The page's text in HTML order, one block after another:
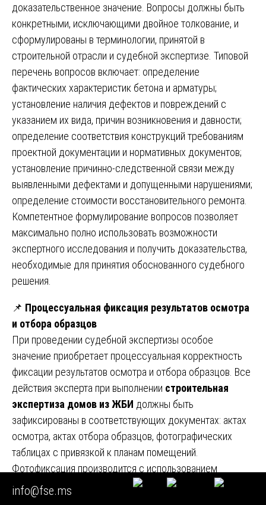
доказательственное значение. Вопросы должны быть
конкретными, исключающими двойное толкование, и
сформулированы в терминологии, принятой в
строительной отрасли и судебной экспертизе. Типовой
перечень вопросов включает: определение
фактических характеристик бетона и арматуры;
установление наличия дефектов и повреждений с
указанием их вида, причин возникновения и давности;
определение соответствия конструкций требованиям
проектной документации и нормативных документов;
установление причинно-следственной связи между
выявленными дефектами и допущенными нарушениями;
определение стоимости восстановительного ремонта.
Компетентное формулирование вопросов позволяет
максимально полно использовать возможности
экспертного исследования и получить доказательства,
необходимые для принятия обоснованного судебного
решения.
📌 Процессуальная фиксация результатов осмотра
и отбора образцов
При проведении судебной экспертизы особое
значение приобретает процессуальная корректность
фиксации результатов осмотра и отбора образцов. Все
действия эксперта при выполнении строительная
экспертиза домов из ЖБИ должны быть
зафиксированы в соответствующих документах: актах
осмотра, актах отбора образцов, фотографических
таблицах с привязкой к планам помещений.
Фотофиксация производится с использованием
масштабных линеек и указанием направления съемки.
Места отбора образцов (кернов) фиксируются на
info@fse.ms